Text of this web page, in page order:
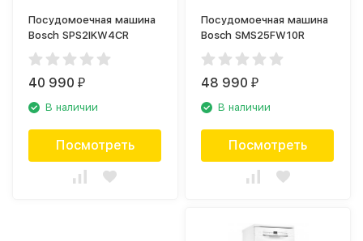
Посудомоечная машина
Bosch SPS2IKW4CR
40 990₽
В наличии
Посмотреть
Посудомоечная машина
Bosch SMS25FW10R
48 990₽
В наличии
Посмотреть